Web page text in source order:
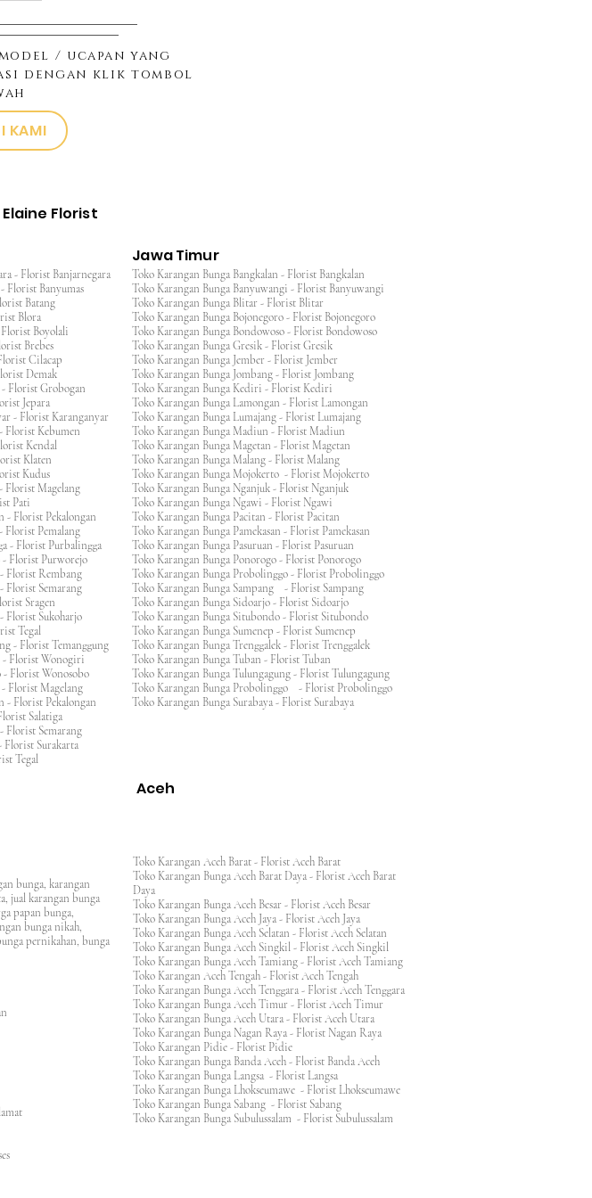
/ ucapan yang
dengan klik tombol
KAMI
Florist
Jawa Timur
- Florist Banjarnegara
- Florist Banyumas
Batang
Blora
Florist Boyolali
Brebes
Cilacap
Demak
- Florist Grobogan
Jepara
- Florist Karanganyar
Florist Kebumen
Kendal
Klaten
Kudus
Florist Magelang
Pati
- Florist Pekalongan
Florist Pemalang
- Florist Purbalingga
- Florist Purworejo
- Florist Rembang
Florist Semarang
Sragen
- Florist Sukoharjo
Tegal
- Florist Temanggung
- Florist Wonogiri
- Florist Wonosobo
Florist Magelang
- Florist Pekalongan
Salatiga
Florist Semarang
Florist Surakarta
Tegal
Toko Karangan Bunga Bangkalan - Florist Bangkalan
Toko Karangan Bunga Banyuwangi - Florist Banyuwangi
Toko Karangan Bunga Blitar - Florist Blitar
Toko Karangan Bunga Bojonegoro - Florist Bojonegoro
Toko Karangan Bunga Bondowoso - Florist Bondowoso
Toko Karangan Bunga Gresik - Florist Gresik
Toko Karangan Bunga Jember - Florist Jember
Toko Karangan Bunga Jombang - Florist Jombang
Toko Karangan Bunga Kediri - Florist Kediri
Toko Karangan Bunga Lamongan - Florist Lamongan
Toko Karangan Bunga Lumajang - Florist Lumajang
Toko Karangan Bunga Madiun - Florist Madiun
Toko Karangan Bunga Magetan - Florist Magetan
Toko Karangan Bunga Malang - Florist Malang
Toko Karangan Bunga Mojokerto - Florist Mojokerto
Toko Karangan Bunga Nganjuk - Florist Nganjuk
Toko Karangan Bunga Ngawi - Florist Ngawi
Toko Karangan Bunga Pacitan - Florist Pacitan
Toko Karangan Bunga Pamekasan - Florist Pamekasan
Toko Karangan Bunga Pasuruan - Florist Pasuruan
Toko Karangan Bunga Ponorogo - Florist Ponorogo
Toko Karangan Bunga Probolinggo - Florist Probolinggo
Toko Karangan Bunga Sampang - Florist Sampang
Toko Karangan Bunga Sidoarjo - Florist Sidoarjo
Toko Karangan Bunga Situbondo - Florist Situbondo
Toko Karangan Bunga Sumenep - Florist Sumenep
Toko Karangan Bunga Trenggalek - Florist Trenggalek
Toko Karangan Bunga Tuban - Florist Tuban
Toko Karangan Bunga Tulungagung - Florist Tulungagung
Toko Karangan Bunga Probolinggo - Florist Probolinggo
Toko Karangan Bunga Surabaya - Florist Surabaya
Aceh
bunga, karangan
jual karangan bunga
papan bunga,
bunga nikah,
pernikahan, bunga
Toko Karangan Aceh Barat - Florist Aceh Barat
Toko Karangan Bunga Aceh Barat Daya - Florist Aceh Barat
Daya
Toko Karangan Bunga Aceh Besar - Florist Aceh Besar
Toko Karangan Bunga Aceh Jaya - Florist Aceh Jaya
Toko Karangan Bunga Aceh Selatan - Florist Aceh Selatan
Toko Karangan Bunga Aceh Singkil - Florist Aceh Singkil
Toko Karangan Bunga Aceh Tamiang - Florist Aceh Tamiang
Toko Karangan Aceh Tengah - Florist Aceh Tengah
Toko Karangan Bunga Aceh Tenggara - Florist Aceh Tenggara
Toko Karangan Bunga Aceh Timur - Florist Aceh Timur
Toko Karangan Bunga Aceh Utara - Florist Aceh Utara
Toko Karangan Bunga Nagan Raya - Florist Nagan Raya
Toko Karangan Pidie - Florist Pidie
Toko Karangan Bunga Banda Aceh - Florist Banda Aceh
Toko Karangan Bunga Langsa - Florist Langsa
Toko Karangan Bunga Lhokseumawe - Florist Lhokseumawe
Toko Karangan Bunga Sabang - Florist Sabang
Toko Karangan Bunga Subulussalam - Florist Subulussalam